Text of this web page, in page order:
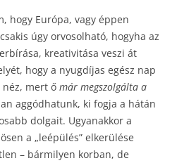
hogy Európa, vagy éppen
úgy orvosolható, hogyha az
kreativitása veszi át
hogy a nyugdíjas egész nap
mert ő már megszolgálta a
aggódhatunk, ki fogja a hátán
dolgait. Ugyanakkor a
a „leépülés” elkerülése
– bármilyen korban, de